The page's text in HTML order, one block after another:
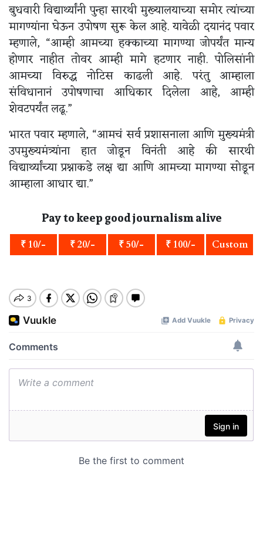
बुधवारी विद्यार्थ्यांनी पुन्हा सारथी मुख्यालयाच्या समोर त्यांच्या
मागण्यांना घेऊन उपोषण सुरू केल आहे. यावेळी दयानंद पवार
म्हणाले, “आम्ही आमच्या हक्काच्या मागण्या जोपर्यंत मान्य
होणार नाहीत तोवर आम्ही मागे हटणार नाही. पोलिसांनी
आमच्या विरुद्ध नोटिस काढली आहे. परंतु आम्हाला
संविधानानं उपोषणाचा आधिकार दिलेला आहे, आम्ही
शेवटपर्यंत लढू.”
भारत पवार म्हणाले, “आमचं सर्व प्रशासनाला आणि मुख्यमंत्री
उपमुख्यमंत्र्यांना हात जोडून विनंती आहे की सारथी
विद्यार्थ्यांच्या प्रश्नाकडे लक्ष द्या आणि आमच्या मागण्या सोडून
आम्हाला आधार द्या.”
Pay to keep good journalism alive
₹ 10/- ₹ 20/- ₹ 50/- ₹ 100/- Custom